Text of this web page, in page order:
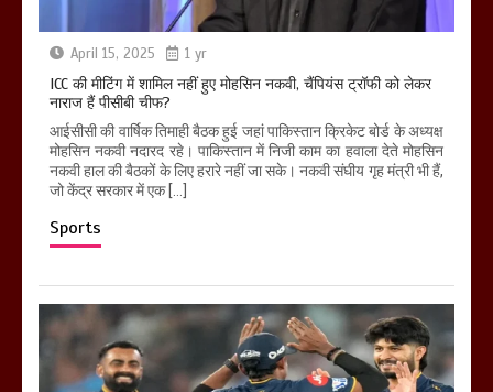
April 15, 2025 1 yr
ICC की मीटिंग में शामिल नहीं हुए मोहसिन नकवी, चैंपियंस ट्रॉफी को लेकर
नाराज हैं पीसीबी चीफ?
आईसीसी की वार्षिक तिमाही बैठक हुई जहां पाकिस्तान क्रिकेट बोर्ड के अध्यक्ष
मोहसिन नकवी नदारद रहे। पाकिस्तान में निजी काम का हवाला देते मोहसिन
नकवी हाल की बैठकों के लिए हरारे नहीं जा सके। नकवी संघीय गृह मंत्री भी हैं,
जो केंद्र सरकार में एक […]
Sports